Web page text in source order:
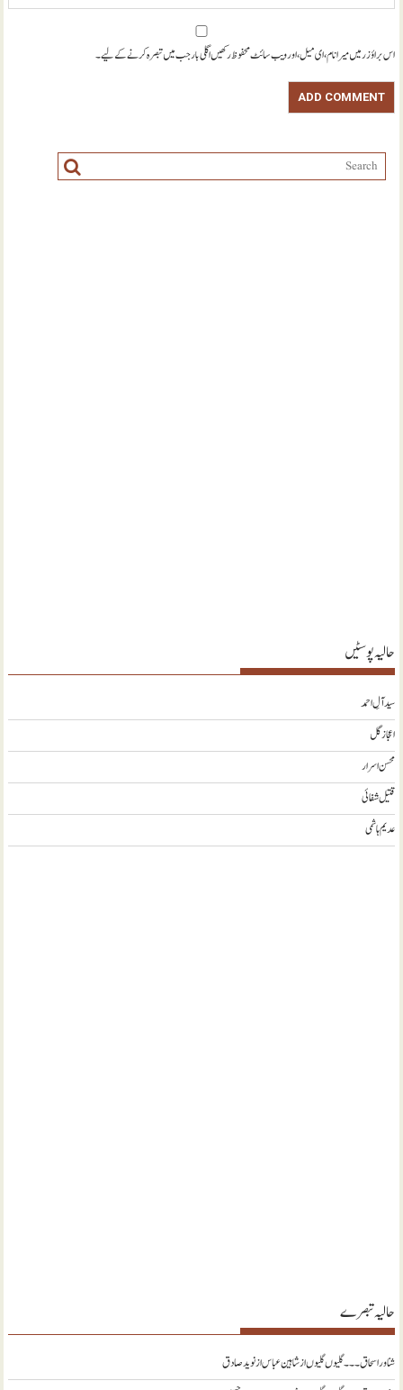
اس براؤزر میں میرا نام، ای میل، اور ویب سائٹ محفوظ رکھیں اگلی بار جب میں تبصرہ کرنے کےلیے۔
حالیہ پوسٹیں
سید آلِ احمد
اعجاز گل
محسن اسرار
قتیل شفائی
عدیم ہاشمی
حالیہ تبصرے
شناور اسحاق ۔۔۔ گلیوں گلیوں از شاہین عباسازنويد صادق